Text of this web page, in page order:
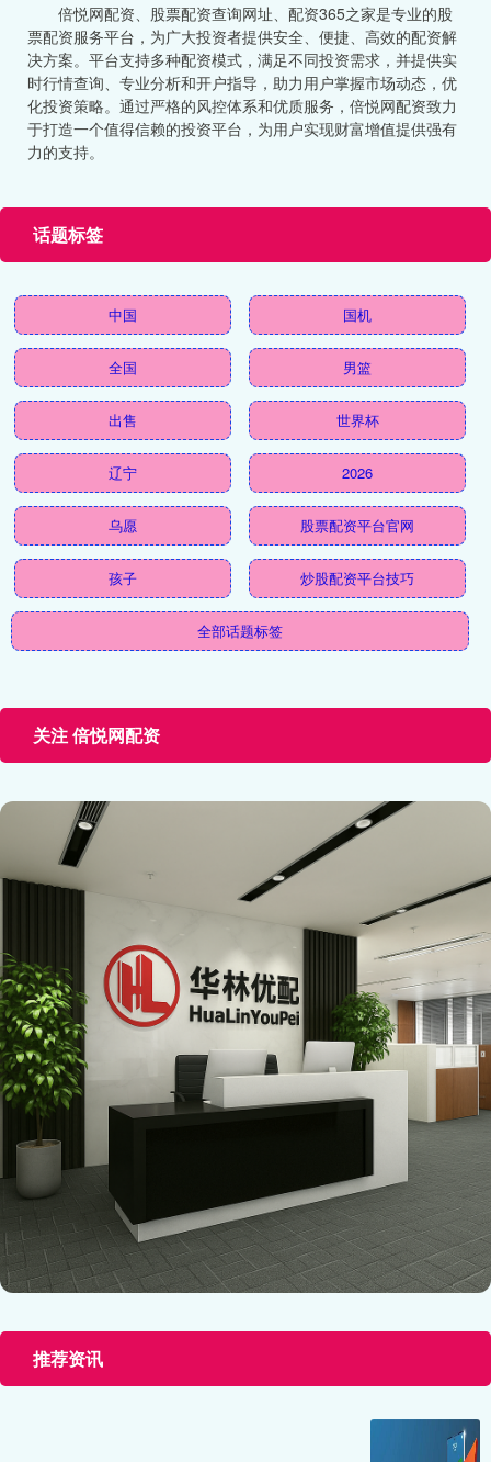
倍悦网配资、股票配资查询网址、配资365之家是专业的股
票配资服务平台，为广大投资者提供安全、便捷、高效的配资解
决方案。平台支持多种配资模式，满足不同投资需求，并提供实
时行情查询、专业分析和开户指导，助力用户掌握市场动态，优
化投资策略。通过严格的风控体系和优质服务，倍悦网配资致力
于打造一个值得信赖的投资平台，为用户实现财富增值提供强有
力的支持。
话题标签
中国 国机
全国 男篮
出售 世界杯
辽宁 2026
乌愿 股票配资平台官网
孩子 炒股配资平台技巧
全部话题标签
关注 倍悦网配资
推荐资讯